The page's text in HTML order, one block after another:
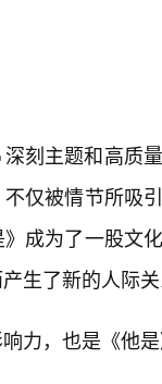
刻主题和高质
仅被情节所吸
成为了一股文
生了新的人际关
力，也是《他